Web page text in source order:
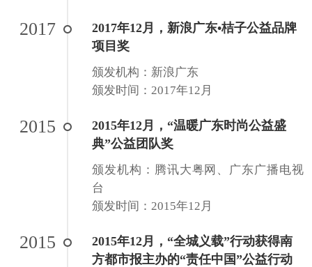
2017
2017年12月，新浪广东•桔子公益品牌
项目奖
颁发机构：新浪广东
颁发时间：2017年12月
2015
2015年12月，“温暖广东时尚公益盛
典”公益团队奖
颁发机构：腾讯大粤网、广东广播电视
台
颁发时间：2015年12月
2015
2015年12月，“全城义载”行动获得南
方都市报主办的“责任中国”公益行动